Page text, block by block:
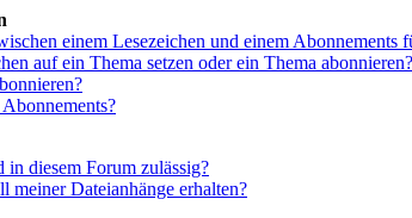
einem Lesezeichen und einem Abonnements
auf ein Thema setzen oder ein Thema abonnieren?
in diesem Forum zulässig?
meiner Dateianhänge erhalten?